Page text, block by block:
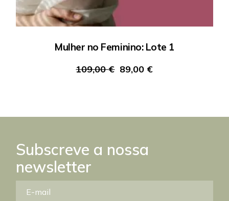
Mulher no Feminino: Lote 1
109,00€O89,00 €
O
Subscreve a nossa
newsletter